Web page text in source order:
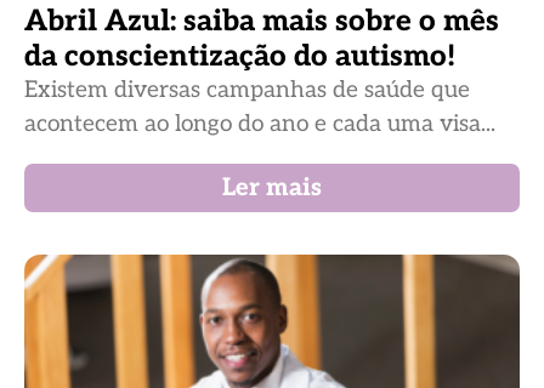
Abril Azul: saiba mais sobre o mês
da conscientização do autismo!
Existem diversas campanhas de saúde que
acontecem ao longo do ano e cada uma visa...
Ler mais